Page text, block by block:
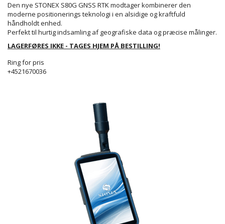
Den nye STONEX S80G GNSS RTK modtager kombinerer den
moderne positionerings teknologi i en alsidige og kraftfuld
håndholdt enhed.
Perfekt til hurtig indsamling af geografiske data og præcise målinger.
LAGERFØRES IKKE - TAGES HJEM PÅ BESTILLING!
Ring for pris
+4521670036